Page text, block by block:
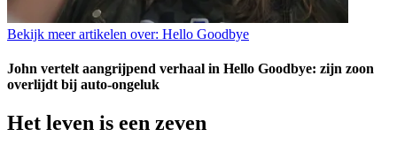
Bekijk meer artikelen over: Hello Goodbye
John vertelt aangrijpend verhaal in Hello Goodbye: zijn zoon
overlijdt bij auto-ongeluk
Het leven is een zeven